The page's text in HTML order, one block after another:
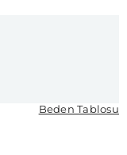
Beden Tablosu